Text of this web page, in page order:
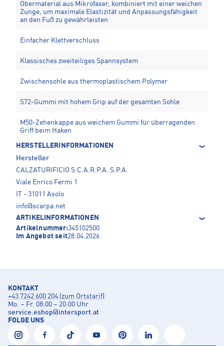
Obermaterial aus Mikrofaser, kombiniert mit einer weichen
Zunge, um maximale Elastizität und Anpassungsfähigkeit
an den Fuß zu gewährleisten
Einfacher Klettverschluss
Klassisches zweiteiliges Spannsystem
Zwischensohle aus thermoplastischem Polymer
S72-Gummi mit hohem Grip auf der gesamten Sohle
M50-Zehenkappe aus weichem Gummi für überragenden
Griff beim Haken
HERSTELLERINFORMATIONEN
Hersteller
CALZATURIFICIO S.C.A.R.P.A. S.P.A.
Viale Enrico Fermi 1
IT - 31011 Asolo
info@scarpa.net
ARTIKELINFORMATIONEN
Artikelnummer:345102500
Im Angebot seit28.04.2026
KONTAKT
+43 7242 600 204 (zum Ortstarif)
Mo. – Fr. 08:00 – 20:00 Uhr
service.eshop@intersport.at
FOLGE UNS